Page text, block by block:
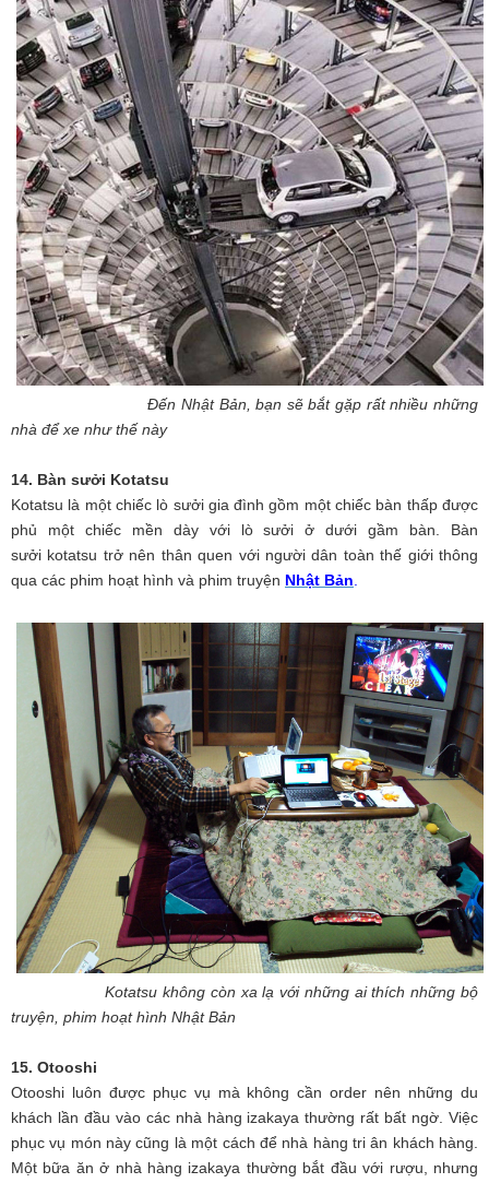
Đến Nhật Bản, bạn sẽ bắt gặp rất nhiều những
nhà để xe như thế này
14. Bàn sưởi Kotatsu
Kotatsu là một chiếc lò sưởi gia đình gồm một chiếc bàn thấp được
phủ một chiếc mền dày với lò sưởi ở dưới gầm bàn. Bàn
sưởi kotatsu trở nên thân quen với người dân toàn thế giới thông
qua các phim hoạt hình và phim truyện Nhật Bản.
Kotatsu không còn xa lạ với những ai thích những bộ
truyện, phim hoạt hình Nhật Bản
15. Otooshi
Otooshi luôn được phục vụ mà không cần order nên những du
khách lần đầu vào các nhà hàng izakaya thường rất bất ngờ. Việc
phục vụ món này cũng là một cách để nhà hàng tri ân khách hàng.
Một bữa ăn ở nhà hàng izakaya thường bắt đầu với rượu, nhưng